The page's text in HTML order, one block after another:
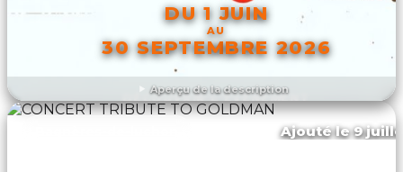
Aperçu de la description
DU 1 JUIN
AU
30 SEPTEMBRE 2026
DÉCOUVRIR L'ÉVÉNEMENT
Ajouté le 9